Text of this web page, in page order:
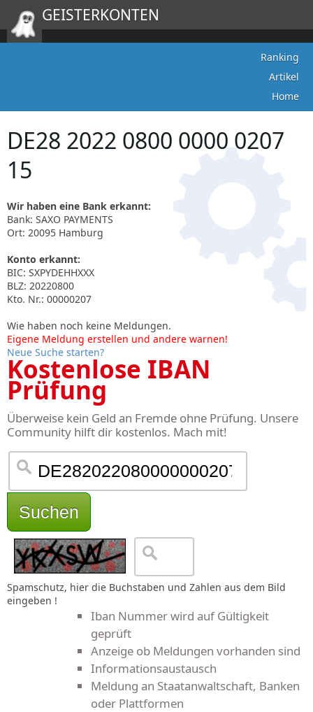
GEISTERKONTEN
Ranking
Artikel
Home
DE28 2022 0800 0000 0207
15
Wir haben eine Bank erkannt:
Bank: SAXO PAYMENTS
Ort: 20095 Hamburg
Konto erkannt:
BIC: SXPYDEHHXXX
BLZ: 20220800
Kto. Nr.: 00000207
Wie haben noch keine Meldungen.
Eigene Meldung erstellen und andere warnen!
Neue Suche starten?
Kostenlose IBAN
Prüfung
Überweise kein Geld an Fremde ohne Prüfung. Unsere
Community hilft dir kostenlos. Mach mit!
Suchen
Spamschutz, hier die Buchstaben und Zahlen aus dem Bild
eingeben !
Iban Nummer wird auf Gültigkeit
geprüft
Anzeige ob Meldungen vorhanden sind
Informationsaustausch
Meldung an Staatanwaltschaft, Banken
oder Plattformen